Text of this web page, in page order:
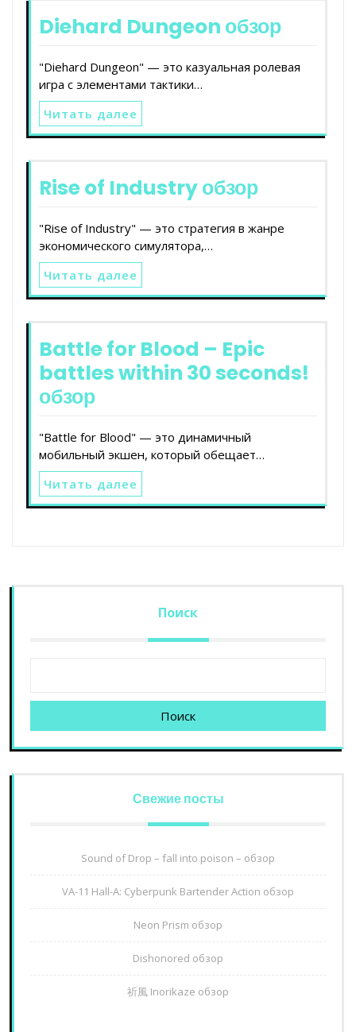
Diehard Dungeon обзор
"Diehard Dungeon" — это казуальная ролевая
игра с элементами тактики…
Читать далее
Rise of Industry обзор
"Rise of Industry" — это стратегия в жанре
экономического симулятора,…
Читать далее
Battle for Blood – Epic
battles within 30 seconds!
обзор
"Battle for Blood" — это динамичный
мобильный экшен, который обещает…
Читать далее
Поиск
Поиск
Свежие посты
Sound of Drop – fall into poison – обзор
VA-11 Hall-A: Cyberpunk Bartender Action обзор
Neon Prism обзор
Dishonored обзор
祈風 Inorikaze обзор